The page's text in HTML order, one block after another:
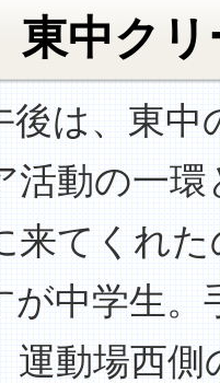
中クリ
は、東中
活動の一
来てくれ
が中学生
運動場西